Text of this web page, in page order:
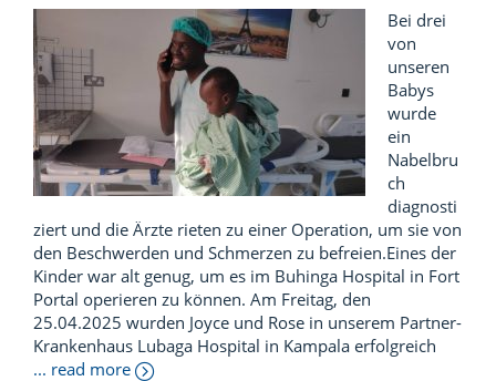
Bei drei
von
unseren
Babys
wurde
ein
Nabelbru
ch
diagnosti
ziert und die Ärzte rieten zu einer Operation, um sie von
den Beschwerden und Schmerzen zu befreien.Eines der
Kinder war alt genug, um es im Buhinga Hospital in Fort
Portal operieren zu können. Am Freitag, den
25.04.2025 wurden Joyce und Rose in unserem Partner-
Krankenhaus Lubaga Hospital in Kampala erfolgreich
... read more